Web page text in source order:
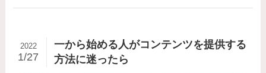
一から始める人がコンテンツを提供する
方法に迷ったら
2022
1/27